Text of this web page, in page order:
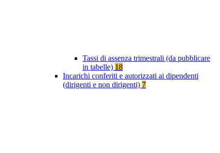
Tassi di assenza trimestrali (da pubblicare
in tabelle) 18
Incarichi conferiti e autorizzati ai dipendenti
(dirigenti e non dirigenti) 7